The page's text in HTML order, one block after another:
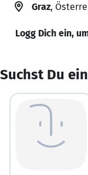
Graz,
Logg Dich ein,
Suchst Du